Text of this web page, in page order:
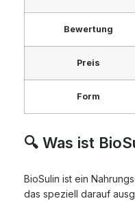
Bewertung
Preis
Form
🔍 Was ist
BioSulin ist ein
das speziell darauf